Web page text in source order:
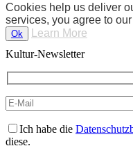
Cookies help us deliver
services, you agree to
Ok
Learn More
Kultur-Newsletter
Ich habe die
diese.